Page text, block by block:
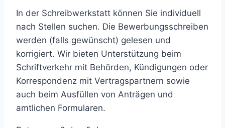
In der Schreibwerkstatt können Sie individuell
nach Stellen suchen. Die Bewerbungsschreiben
werden (falls gewünscht) gelesen und
korrigiert. Wir bieten Unterstützung beim
Schriftverkehr mit Behörden, Kündigungen oder
Korrespondenz mit Vertragspartnern sowie
auch beim Ausfüllen von Anträgen und
amtlichen Formularen.